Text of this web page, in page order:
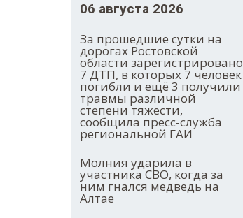
06 августа 2026
За прошедшие сутки на
дорогах Ростовской
области зарегистрировано
7 ДТП, в которых 7 человек
погибли и ещё 3 получили
травмы различной
степени тяжести,
сообщила пресс-служба
региональной ГАИ
Молния ударила в
участника СВО, когда за
ним гнался медведь на
Алтае